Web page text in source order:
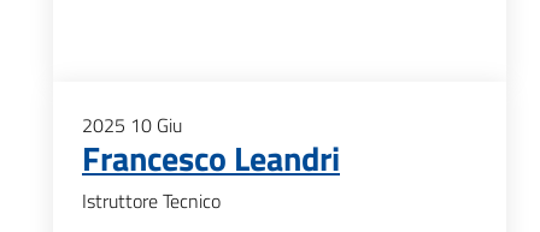
2025 10 Giu
Francesco Leandri
Istruttore Tecnico